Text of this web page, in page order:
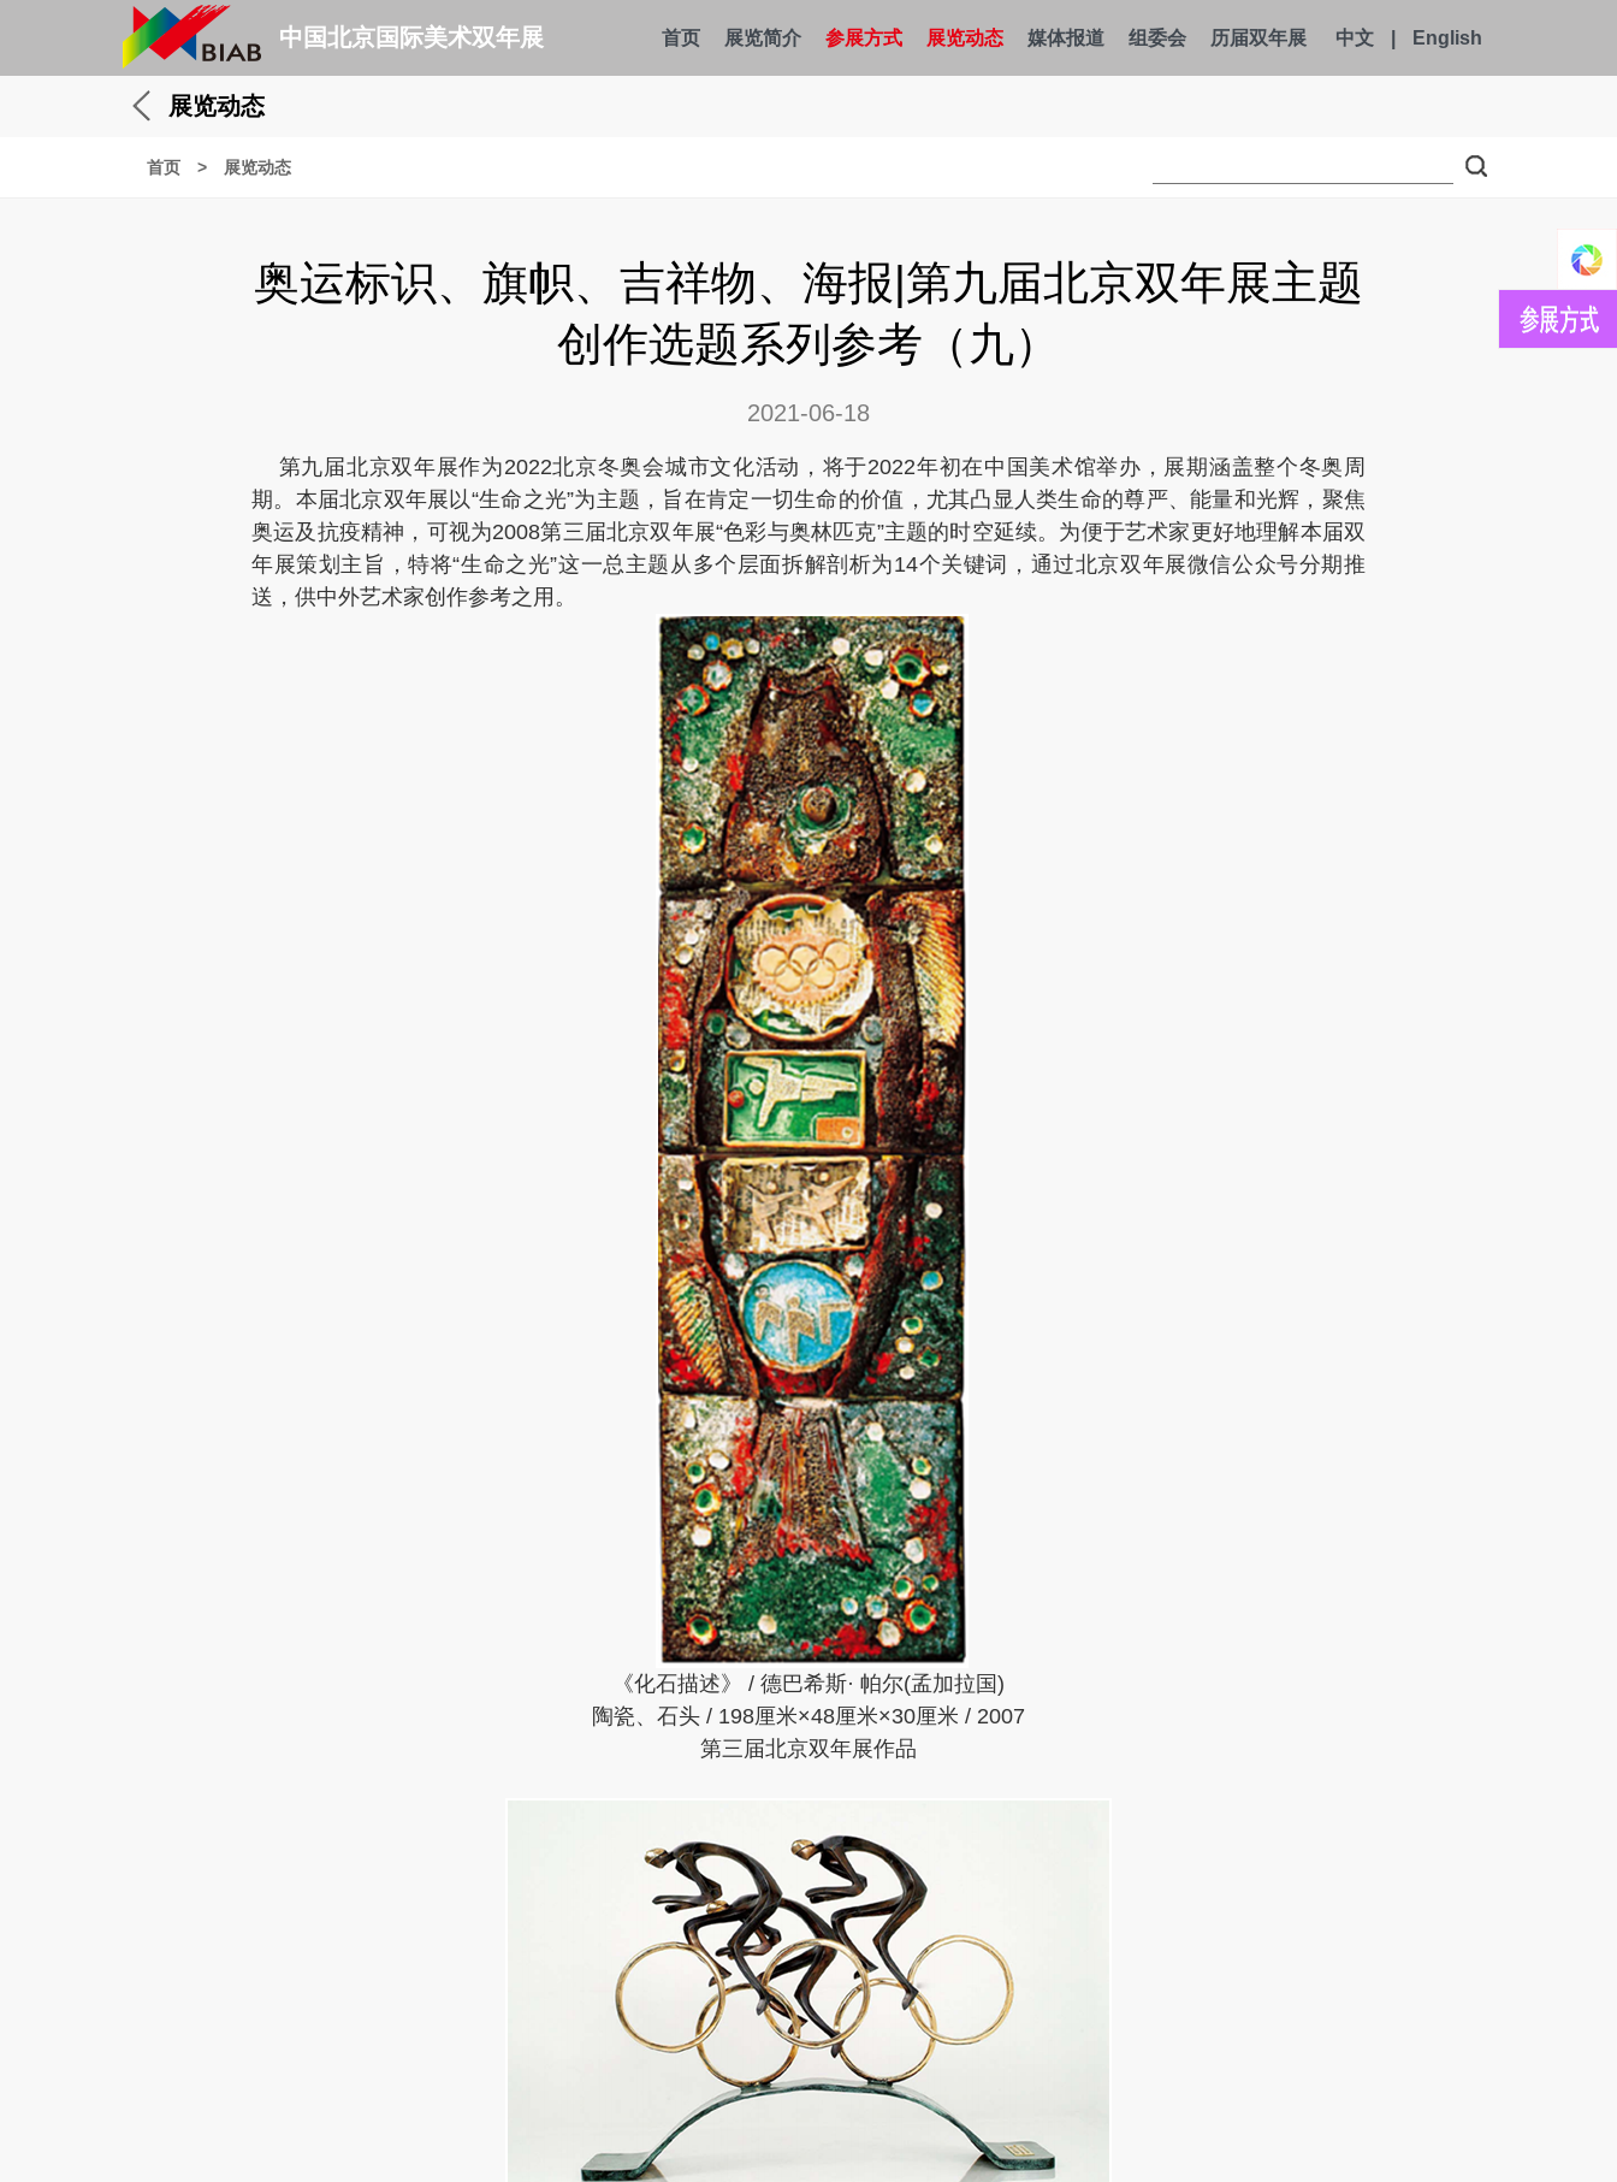
中国北京国际美术双年展 首页 展览简介 参展方式 展览动态 媒体报道 组委会 历届双年展 中文 English
展览动态
首页 > 展览动态
奥运标识、旗帜、吉祥物、海报|第九届北京双年展主题
创作选题系列参考（九）
2021-06-18
第九届北京双年展作为2022北京冬奥会城市文化活动，将于2022年初在中国美术馆举办，展期涵盖整个冬奥周
期。本届北京双年展以“生命之光”为主题，旨在肯定一切生命的价值，尤其凸显人类生命的尊严、能量和光辉，聚焦
奥运及抗疫精神，可视为2008第三届北京双年展“色彩与奥林匹克”主题的时空延续。为便于艺术家更好地理解本届双
年展策划主旨，特将“生命之光”这一总主题从多个层面拆解剖析为14个关键词，通过北京双年展微信公众号分期推
送，供中外艺术家创作参考之用。
《化石描述》 / 德巴希斯· 帕尔(孟加拉国)
陶瓷、石头 / 198厘米×48厘米×30厘米 / 2007
第三届北京双年展作品